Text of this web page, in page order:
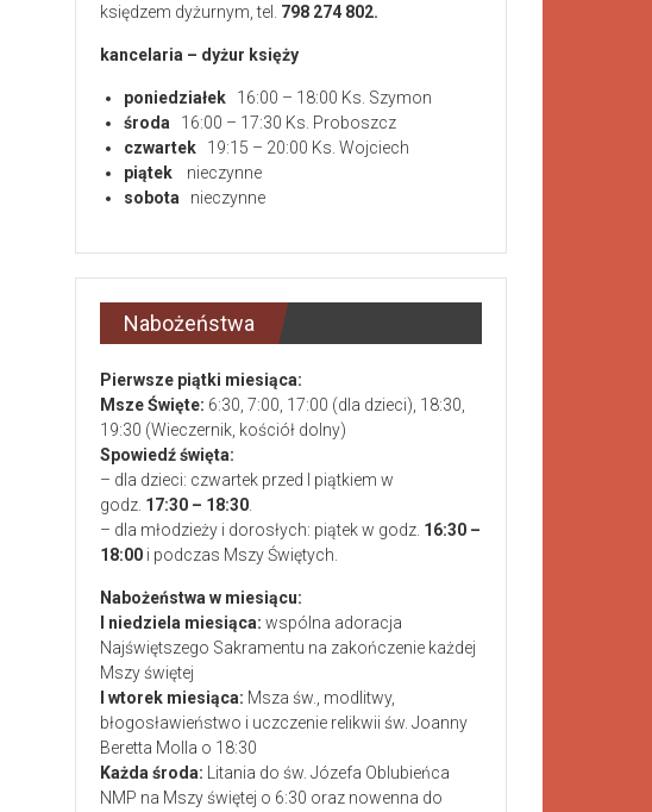
księdzem dyżurnym, tel.
798 274 802.
kancelaria – dyżur księży
poniedziałek 16:00 – 18:00 Ks. Szymon
środa 16:00 – 17:30 Ks. Proboszcz
czwartek 19:15 – 20:00 Ks. Wojciech
piątek
nieczynne
sobota nieczynne
Nabożeństwa
Pierwsze piątki miesiąca:
Msze Święte: 6:30, 7:00, 17:00 (dla dzieci), 18:30,
19:30 (Wieczernik, kościół dolny)
Spowiedź święta:
– dla dzieci: czwartek przed I piątkiem w
godz. 17:30 – 18:30
– dla młodzieży i dorosłych: piątek w godz. 16:30 –
18:00 i podczas Mszy Świętych.
Nabożeństwa w miesiącu:
I niedziela miesiąca: wspólna adoracja
Najświętszego Sakramentu na zakończenie każdej
Mszy świętej
I wtorek miesiąca: Msza św., modlitwy,
błogosławieństwo i uczczenie relikwii św. Joanny
Beretta Molla o 18:30
Każda środa: Litania do św. Józefa Oblubieńca
NMP na Mszy świętej o 6:30 oraz nowenna do